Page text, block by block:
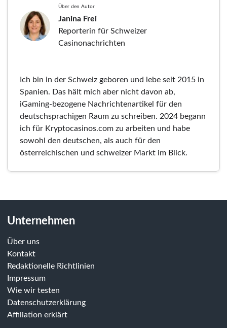
Über den Autor
Janina Frei
Reporterin für Schweizer
Casinonachrichten
Ich bin in der Schweiz geboren und lebe seit 2015 in
Spanien. Das hält mich aber nicht davon ab,
iGaming-bezogene Nachrichtenartikel für den
deutschsprachigen Raum zu schreiben. 2024 begann
ich für Kryptocasinos.com zu arbeiten und habe
sowohl den deutschen, als auch für den
österreichischen und schweizer Markt im Blick.
Unternehmen
Über uns
Kontakt
Redaktionelle Richtlinien
Impressum
Wie wir testen
Datenschutzerklärung
Affiliation erklärt